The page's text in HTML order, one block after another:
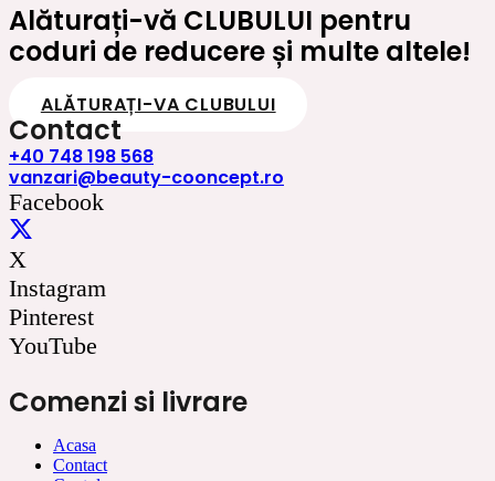
120.00 lei.
Alăturați-vă CLUBULUI pentru
coduri de reducere și multe altele!
ALĂTURAȚI-VA CLUBULUI
Contact
+40 748 198 568
vanzari@beauty-cooncept.ro
Facebook
X
Instagram
Pinterest
YouTube
Comenzi si livrare
Acasa
Contact